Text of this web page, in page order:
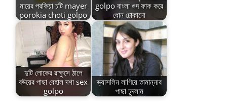
মায়ের পরকিয়া চটি mayer
porokia choti golpo
golpo বাংলা গুদ ফাক করে
ধোন ঢোকানো
দুটি লোকের রাক্ষুসে ঠাপে
বউয়ের পাছা বেহাল দশা sex
golpo
ভ্যাসলিন লাগিয়ে তামান্নার
পাছা চুদলাম